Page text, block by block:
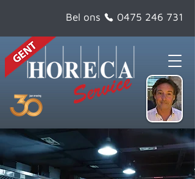
Bel ons 0475 246 731